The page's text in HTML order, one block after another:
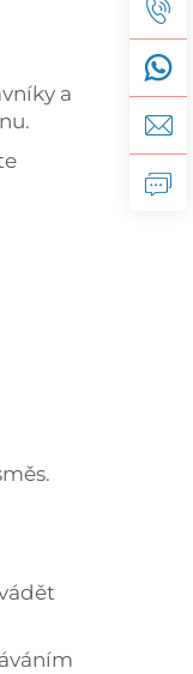
a